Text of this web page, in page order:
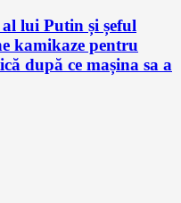
lui Putin și șeful
kamikaze pentru
după ce mașina sa a